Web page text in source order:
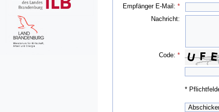
Empfänger E-Mail:*
Nachricht:
Code:*
*